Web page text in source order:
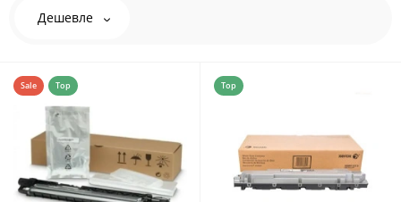
Дешевле
Sale Top Top